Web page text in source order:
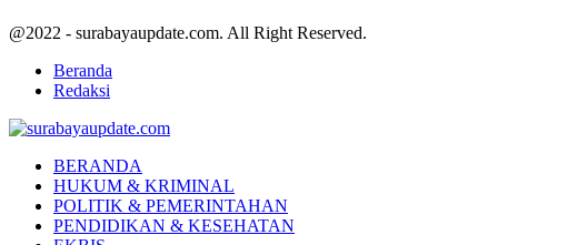
@2022 - surabayaupdate.com. All Right Reserved.
Beranda
Redaksi
BERANDA
HUKUM & KRIMINAL
POLITIK & PEMERINTAHAN
PENDIDIKAN & KESEHATAN